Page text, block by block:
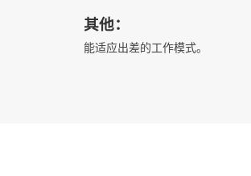
其他：
能适应出差的工作模式。